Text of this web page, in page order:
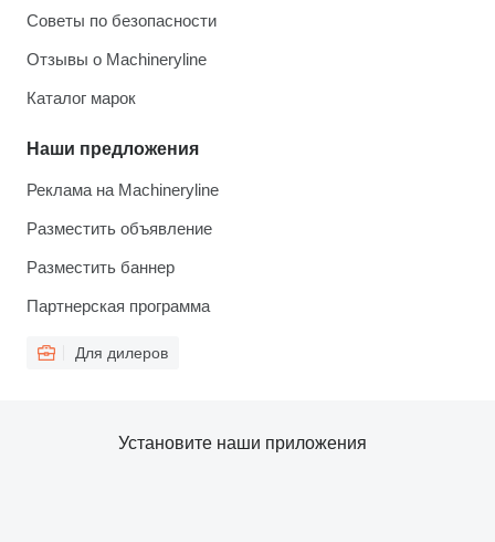
Советы по безопасности
Отзывы о Machineryline
Каталог марок
Наши предложения
Реклама на Machineryline
Разместить объявление
Разместить баннер
Партнерская программа
Для дилеров
Установите наши приложения